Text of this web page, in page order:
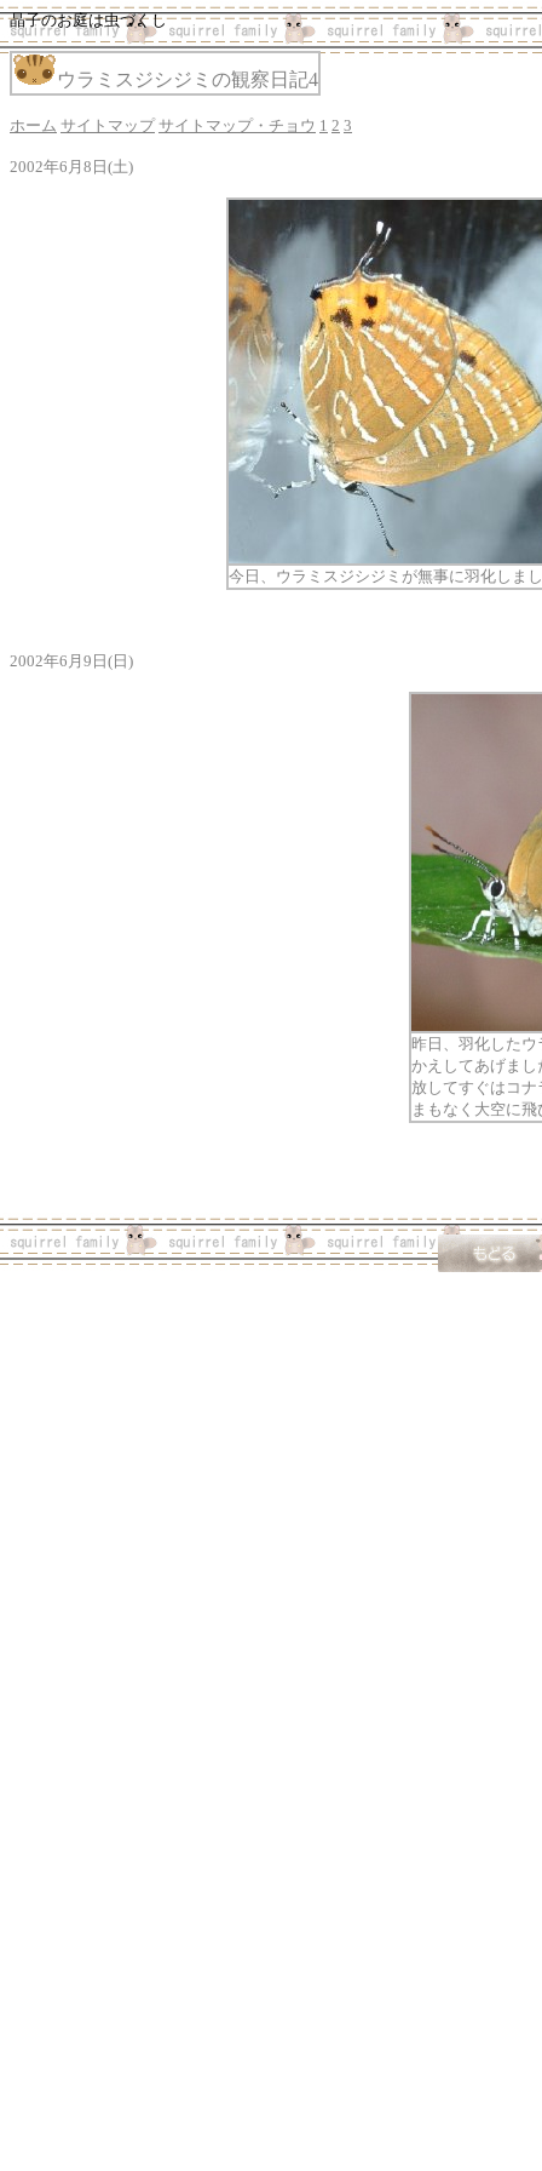
晶子のお庭は虫づくし
ウラミスジシジミの観察日記4
ホーム サイトマップ サイトマップ・チョウ 1 2 3
2002年6月8日(土)
今日、ウラミスジシジミが無事に羽化しま
2002年6月9日(日)
昨日、羽化した
かえしてあげまし
放してすぐはコ
まもなく大空に